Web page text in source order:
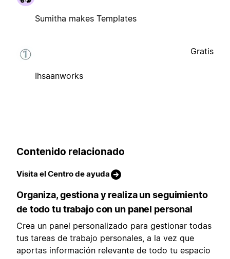
Sumitha makes Templates
Ihsaanworks
Gratis
Contenido relacionado
Visita el Centro de ayuda
Organiza, gestiona y realiza un seguimiento
de todo tu trabajo con un panel personal
Crea un panel personalizado para gestionar todas
tus tareas de trabajo personales, a la vez que
aportas información relevante de todo tu espacio